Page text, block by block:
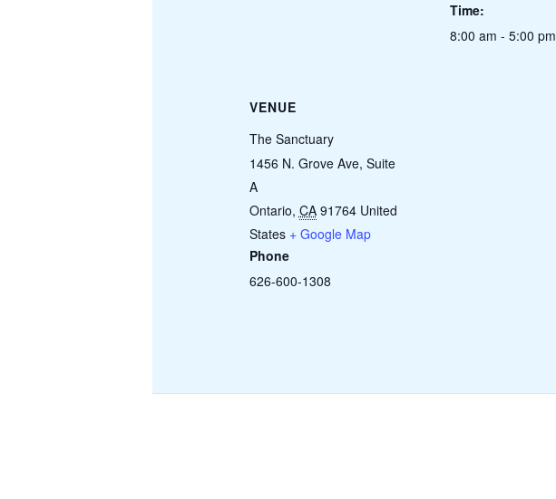
Time:
8:00 am - 5:00 pm
VENUE
The Sanctuary
1456 N. Grove Ave, Suite
A
Ontario, CA 91764 United
States + Google Map
Phone
626-600-1308